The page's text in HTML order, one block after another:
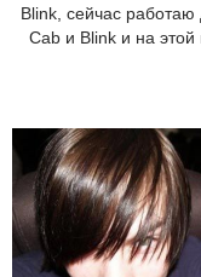
Blink, сейчас
Cab и Blink и на